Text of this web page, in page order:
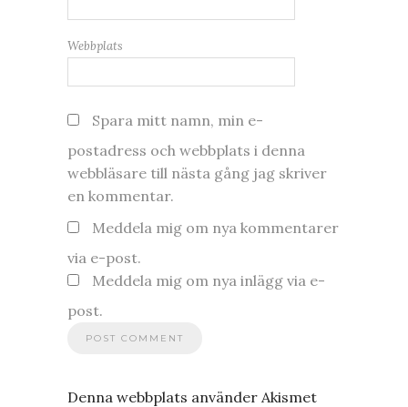
Webbplats
Spara mitt namn, min e-
postadress och webbplats i denna
webbläsare till nästa gång jag skriver
en kommentar.
Meddela mig om nya kommentarer
via e-post.
Meddela mig om nya inlägg via e-
post.
Denna webbplats använder Akismet